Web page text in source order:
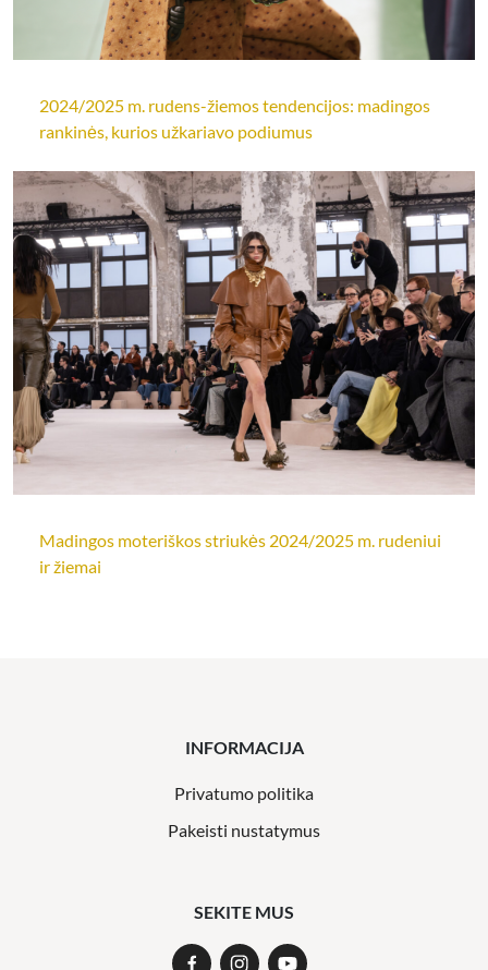
2024/2025 m. rudens-žiemos tendencijos: madingos
rankinės, kurios užkariavo podiumus
Madingos moteriškos striukės 2024/2025 m. rudeniui
ir žiemai
INFORMACIJA
Privatumo politika
Pakeisti nustatymus
SEKITE MUS